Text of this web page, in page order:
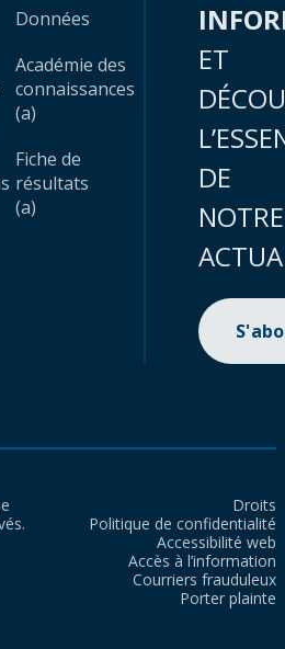
Données
Académie des
connaissances
(a)
Fiche de
résultats
(a)
ET
DE
NOTRE
Droits
Politique de confidentialité
Accessibilité web
Accès à l’information
Courriers frauduleux
Porter plainte